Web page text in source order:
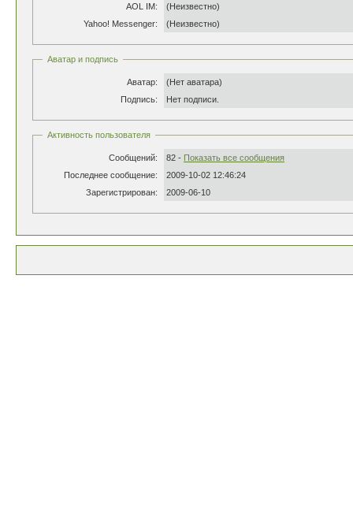
AOL IM:
(Неизвестно)
Yahoo! Messenger:
(Неизвестно)
Аватар и подпись
Аватар:
(Нет аватара)
Подпись:
Нет подписи.
Активность пользователя
Сообщений: 82 - Показать все сообщения
Последнее сообщение:
2009-10-02 12:46:24
Зарегистрирован:
2009-06-10